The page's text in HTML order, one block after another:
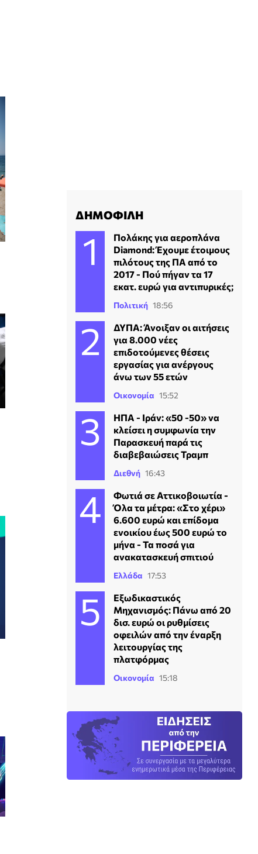
ΔΗΜΟΦΙΛΗ
Πολάκης για αεροπλάνα
Diamond: Έχουμε έτοιμους
πιλότους της ΠΑ από το
2017 - Πού πήγαν τα 17
εκατ. ευρώ για αντιπυρικές;
Πολιτική 18:56
ΔΥΠΑ: Άνοιξαν οι αιτήσεις
για 8.000 νέες
επιδοτούμενες θέσεις
εργασίας για ανέργους
άνω των 55 ετών
Οικονομία 15:52
ΗΠΑ - Ιράν: «50 -50» να
κλείσει η συμφωνία την
Παρασκευή παρά τις
διαβεβαιώσεις Τραμπ
Διεθνή 16:43
Φωτιά σε Αττικοβοιωτία -
Όλα τα μέτρα: «Στο χέρι»
6.600 ευρώ και επίδομα
ενοικίου έως 500 ευρώ το
μήνα - Τα ποσά για
ανακατασκευή σπιτιού
Ελλάδα 17:53
Εξωδικαστικός
Μηχανισμός: Πάνω από 20
δισ. ευρώ οι ρυθμίσεις
οφειλών από την έναρξη
λειτουργίας της
πλατφόρμας
Οικονομία 15:18